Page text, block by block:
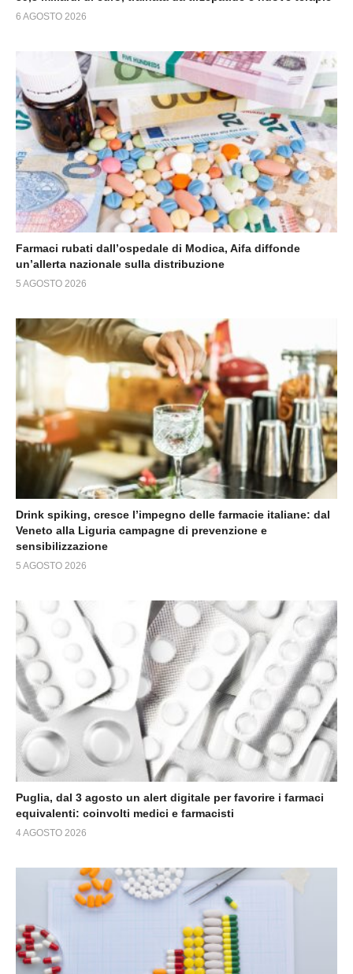
6 AGOSTO 2026
Farmaci rubati dall’ospedale di Modica, Aifa diffonde
un’allerta nazionale sulla distribuzione
5 AGOSTO 2026
Drink spiking, cresce l’impegno delle farmacie italiane: dal
Veneto alla Liguria campagne di prevenzione e
sensibilizzazione
5 AGOSTO 2026
Puglia, dal 3 agosto un alert digitale per favorire i farmaci
equivalenti: coinvolti medici e farmacisti
4 AGOSTO 2026